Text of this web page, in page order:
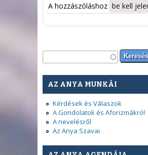
A hozzászóláshoz be kell
Keresés űrlap
Keresés
AZ ANYA MUNKÁI
Kérdések és Válaszok
A Gondolatok és Aforizmákról
A nevelésről
Az Anya Szavai